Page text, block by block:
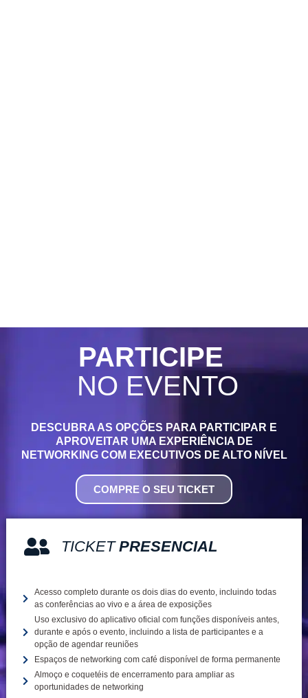
PARTICIPE
NO EVENTO
DESCUBRA AS OPÇÕES PARA PARTICIPAR E
APROVEITAR UMA EXPERIÊNCIA DE
NETWORKING COM EXECUTIVOS DE ALTO NÍVEL
COMPRE O SEU TICKET
TICKETPRESENCIAL
Acesso completo durante os dois dias do evento, incluindo todas
as conferências ao vivo e a área de exposições
Uso exclusivo do aplicativo oficial com funções disponíveis antes,
durante e após o evento, incluindo a lista de participantes e a
opção de agendar reuniões
Espaços de networking com café disponível de forma permanente
Almoço e coquetéis de encerramento para ampliar as
oportunidades de networking